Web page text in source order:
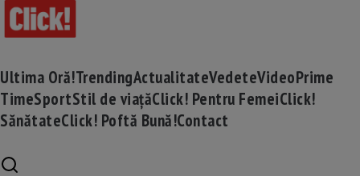
Ultima Oră!TrendingActualitateVedeteVideoPrime
TimeSportStil de viațăClick! Pentru FemeiClick!
SănătateClick! Poftă Bună!Contact